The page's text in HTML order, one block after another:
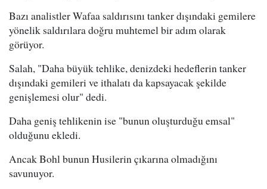
Bazı analistler Wafaa saldırısını tanker dışındaki gemilere
yönelik saldırılara doğru muhtemel bir adım olarak
görüyor.
Salah, "Daha büyük tehlike, denizdeki hedeflerin tanker
dışındaki gemileri ve ithalatı da kapsayacak şekilde
genişlemesi olur" dedi.
Daha geniş tehlikenin ise "bunun oluşturduğu emsal"
olduğunu ekledi.
Ancak Bohl bunun Husilerin çıkarına olmadığını
savunuyor.